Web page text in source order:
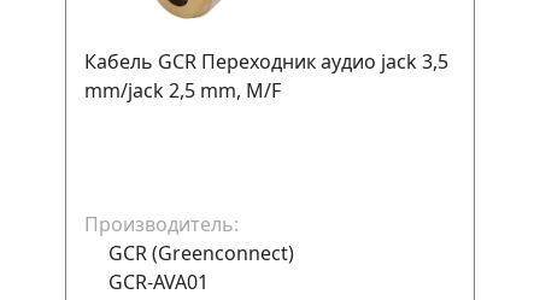
Кабель GCR Переходник аудио jack 3,5
mm/jack 2,5 mm, M/F
Производитель:
GCR (Greenconnect)
GCR-AVA01